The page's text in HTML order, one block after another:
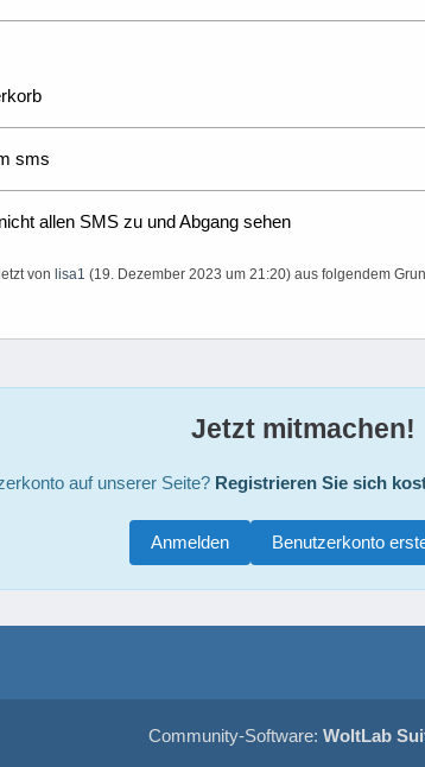
sms
allen SMS zu und Abgang sehen
von lisa1 (19. Dezember 2023 um 21:20) aus folgendem
Jetzt mitmachen!
auf unserer Seite? Registrieren Sie sich
Benutzerkonto
Anmelden
Community-Software: WoltLab